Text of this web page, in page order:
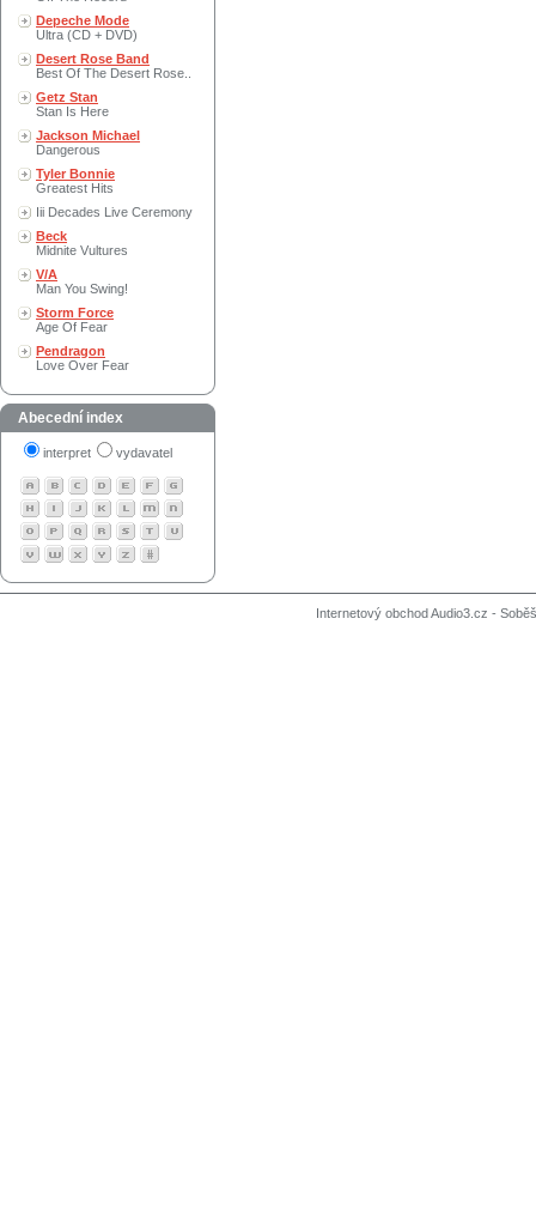
Depeche Mode
Ultra (CD + DVD)
Desert Rose Band
Best Of The Desert Rose..
Getz Stan
Stan Is Here
Jackson Michael
Dangerous
Tyler Bonnie
Greatest Hits
Iii Decades Live Ceremony
Beck
Midnite Vultures
V/A
Man You Swing!
Storm Force
Age Of Fear
Pendragon
Love Over Fear
Abecední index
interpret vydavatel
Internetový obchod Audio3.cz -